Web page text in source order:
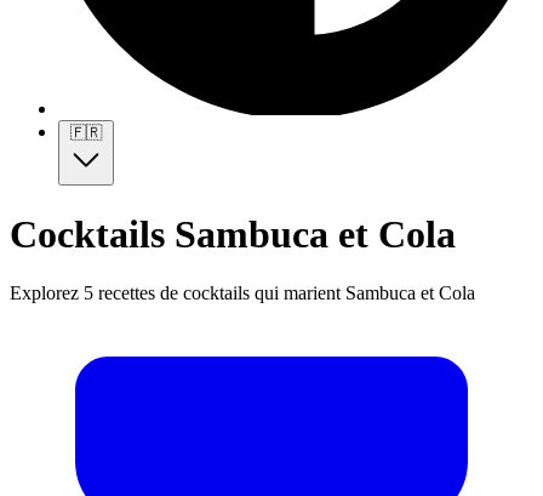
🇫🇷
Cocktails Sambuca et Cola
Explorez 5 recettes de cocktails qui marient Sambuca et Cola